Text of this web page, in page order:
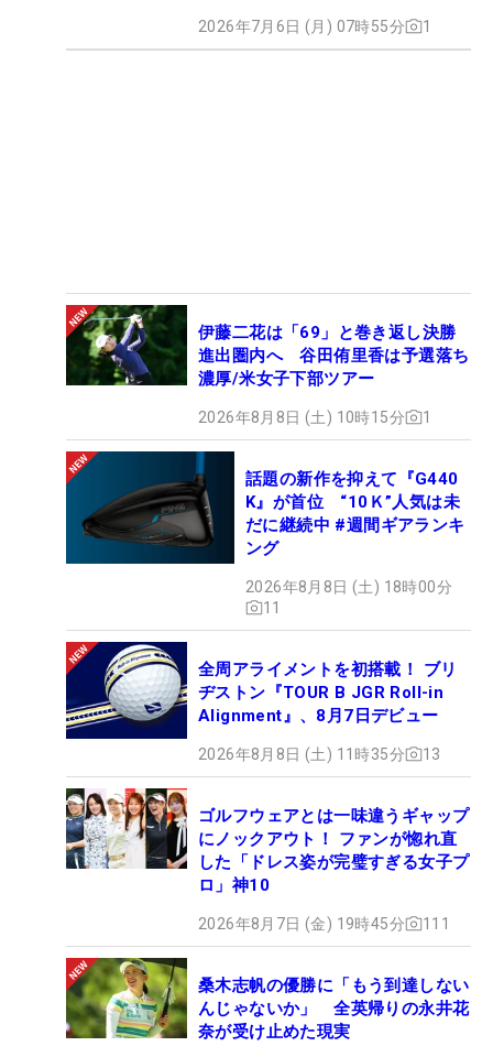
2026年7月6日 (月) 07時55分 1
伊藤二花は「69」と巻き返し決勝
進出圏内へ 谷田侑里香は予選落ち
濃厚/米女子下部ツアー
2026年8月8日 (土) 10時15分 1
話題の新作を抑えて『G440
K』が首位 “10Ｋ”人気は未
だに継続中 #週間ギアランキ
ング
2026年8月8日 (土) 18時00分
11
全周アライメントを初搭載！ ブリ
ヂストン『TOUR B JGR Roll-in
Alignment』、8月7日デビュー
2026年8月8日 (土) 11時35分 13
ゴルフウェアとは一味違うギャップ
にノックアウト！ ファンが惚れ直
した「ドレス姿が完璧すぎる女子プ
ロ」神10
2026年8月7日 (金) 19時45分 111
桑木志帆の優勝に「もう到達しない
んじゃないか」 全英帰りの永井花
奈が受け止めた現実